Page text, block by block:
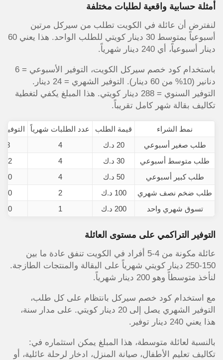
أمثلة حسابية واقعية لطلبات مختلفة
لنفترض أن عائلة في الكويت تطلب من سيركل مرتين
أسبوعياً بمتوسط 30 دينار كويتي للطلب الواحد. هذا يعني 60
دينار أسبوعياً، أي 240 دينار شهرياً.
باستخدام كود خصم سيركل الكويت، التوفير الأسبوعي = 6
دنانير (10% من 60 دينار). التوفير الشهري = 24 دينار.
التوفير السنوي = 288 دينار كويتي. هذا المبلغ يكفي لتغطية
تكاليف بقالة شهر كامل تقريباً.
نمط الشراء قيمة الطلب عدد الطلبات شهرياً
طلب صغير أسبوعي
20 د.ك 4
8 د.ك
طلب متوسط أسبوعي
30 د.ك 4
12 د.ك
طلب كبير أسبوعي
50 د.ك 4
20 د.ك
طلب ضخم نصف شهري
100 د.ك 2
20 د.ك
تسوق شهري واحد
200 د.ك 1 20 د.ك
التوفير التراكمي على مستوى العائلة
عائلة مكونة من 4-5 أفراد في الكويت تنفق عادة ما بين
150-250 دينار كويتي شهرياً على البقالة والمنتجات الطازجة.
لنأخذ متوسطاً وهو 200 دينار شهرياً.
مع استخدام كود خصم سيركل بانتظام على كل طلب،
التوفير الشهري يصل إلى 20 دينار كويتي. على مدار سنة،
هذا يعني 240 دينار توفير.
بالنسبة لعائلة متوسطة، هذا المبلغ يمكن استثماره في:
تكاليف تعليم الأطفال، صيانة المنزل، ادخار لرحلة عائلية، أو